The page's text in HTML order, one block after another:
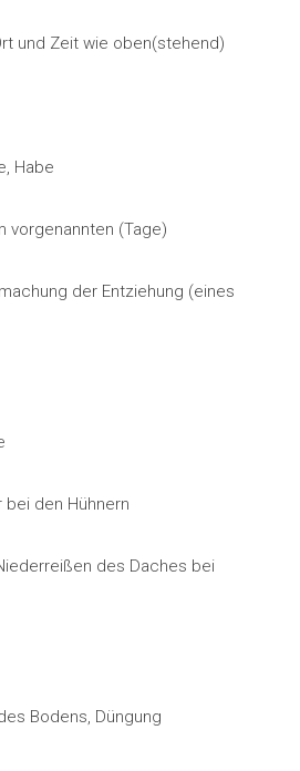
und Zeit wie oben(stehend)
Habe
vorgenannten (Tage)
der Entziehung (eines
den Hühnern
des Daches bei
Bodens, Düngung